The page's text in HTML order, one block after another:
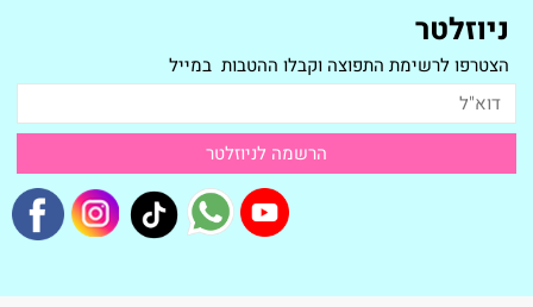
ניוזלטר
הצטרפו לרשימת התפוצה וקבלו ההטבות במייל